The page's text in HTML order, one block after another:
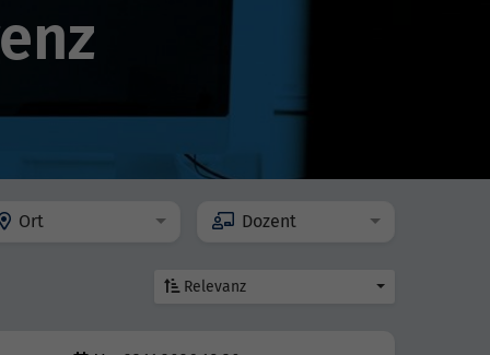
Ort Dozent
Relevanz